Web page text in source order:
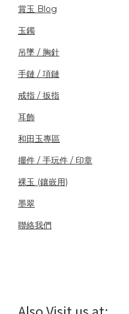
賞玉 Blog
玉鐲
吊墜 / 胸針
手鏈 / 項鏈
戒指 / 扳指
耳飾
和田玉專區
擺件 / 手玩件 / 印章
裸玉 (鑲嵌用)
墨翠
聯絡我們